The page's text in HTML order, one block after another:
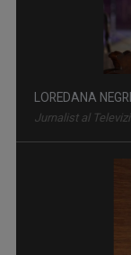
Bilanț critic al
afectate de ...
LOREDANA
Jurnalist al